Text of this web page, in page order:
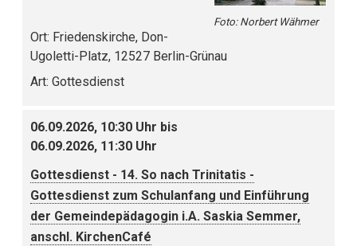
Foto: Norbert Wähmer
Ort: Friedenskirche, Don-
Ugoletti-Platz, 12527 Berlin-Grünau
Art: Gottesdienst
06.09.2026, 10:30 Uhr bis
06.09.2026, 11:30 Uhr
Gottesdienst - 14. So nach Trinitatis -
Gottesdienst zum Schulanfang und Einführung
der Gemeindepädagogin i.A. Saskia Semmer,
anschl. KirchenCafé